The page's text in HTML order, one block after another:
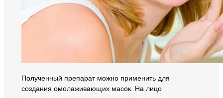
Полученный препарат можно применить для
создания омолаживающих масок. На лицо